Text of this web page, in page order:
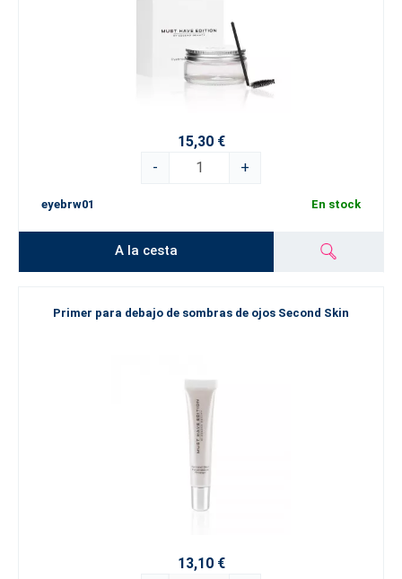
15,30 €
-
+
eyebrw01 En stock
A la cesta
Primer para debajo de sombras de ojos Second Skin
13,10 €